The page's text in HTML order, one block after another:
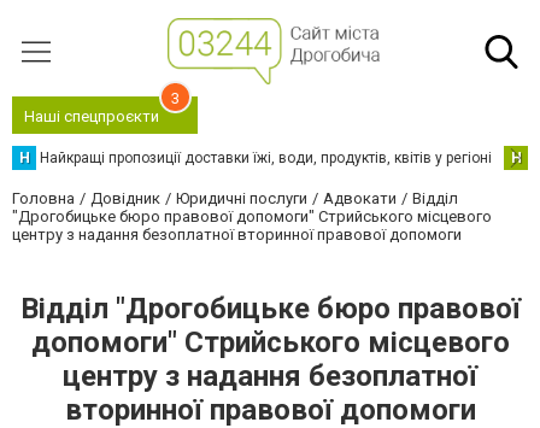
Наші спецпроєкти
3
Н Найкращі пропозиції доставки їжі, води, продуктів, квітів у регіоні Н
Головна Довідник Юридичні послуги Адвокати
Відділ
"Дрогобицьке бюро правової допомоги" Стрийського місцевого
центру з надання безоплатної вторинної правової допомоги
Відділ "Дрогобицьке бюро правової
допомоги" Стрийського місцевого
центру з надання безоплатної
вторинної правової допомоги